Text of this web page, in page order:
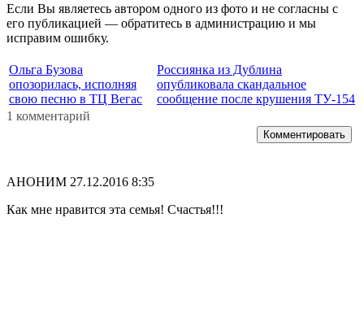
Если Вы являетесь автором одного из фото и не согласны с
его публикацией — обратитесь в администрацию и мы
исправим ошибку.
Ольга Бузова
опозорилась, исполняя
свою песню в ТЦ Вегас
Россиянка из Дублина
опубликовала скандальное
сообщение после крушения ТУ-154
1 комментарий
Комментировать
АНОНИМ 27.12.2016 8:35
Как мне нравится эта семья! Счастья!!!